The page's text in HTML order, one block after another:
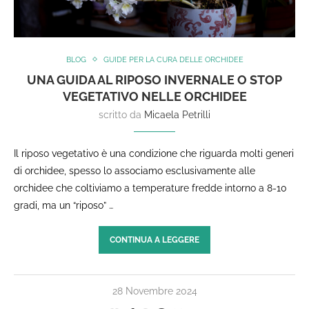
BLOG GUIDE PER LA CURA DELLE ORCHIDEE
UNA GUIDA AL RIPOSO INVERNALE O STOP
VEGETATIVO NELLE ORCHIDEE
scritto da Micaela Petrilli
Il riposo vegetativo è una condizione che riguarda molti generi
di orchidee, spesso lo associamo esclusivamente alle
orchidee che coltiviamo a temperature fredde intorno a 8-10
gradi, ma un “riposo” …
CONTINUA A LEGGERE
28 Novembre 2024